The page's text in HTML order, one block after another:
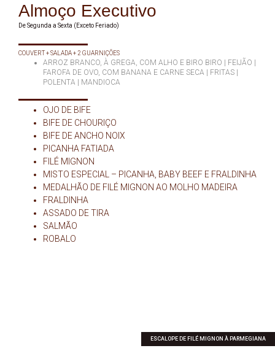
Almoço Executivo
De Segunda a Sexta (Exceto Feriado)
COUVERT + SALADA + 2 GUARNIÇÕES
ARROZ BRANCO, À GREGA, COM ALHO E BIRO BIRO | FEIJÃO |
FAROFA DE OVO, COM BANANA E CARNE SECA | FRITAS |
POLENTA | MANDIOCA
OJO DE BIFE
BIFE DE CHOURIÇO
BIFE DE ANCHO NOIX
PICANHA FATIADA
FILÉ MIGNON
MISTO ESPECIAL – PICANHA, BABY BEEF E FRALDINHA
MEDALHÃO DE FILÉ MIGNON AO MOLHO MADEIRA
FRALDINHA
ASSADO DE TIRA
SALMÃO
ROBALO
ESCALOPE DE FILÉ MIGNON À PARMEGIANA